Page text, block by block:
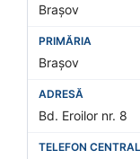
Brașov
Brașov
Bd. Eroilor nr. 8